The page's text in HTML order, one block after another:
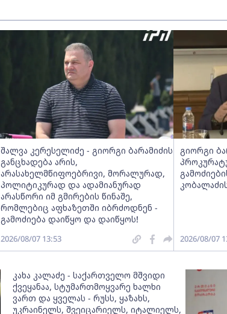
შალვა კერესელიძე - გიორგი ბარამიძის
განცხადება არის,
არასახელმწიფოებრივი, მორალურად,
პოლიტიკურად და ადამიანურად
არასწორი იმ გმირების წინაშე,
რომლებიც აფხაზეთში იბრძოდნენ -
გამოძიება დაიწყო და დაიწყოს!
2026/08/07 13:53
გიორგი
2026/08/07
კახა კალაძე - საქართველო მშვიდი
ქვეყანაა, სტუმართმოყვარე ხალხი
ვართ და ყველას - რუსს, ყაზახს,
უკრაინელს, შვეიცარიელს, იტალიელს,